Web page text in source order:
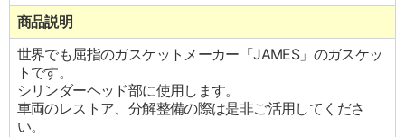
商品説明
世界でも屈指のガスケットメーカー「JAMES」のガスケッ
トです。
シリンダーヘッド部に使用します。
車両のレストア、分解整備の際は是非ご活用してくださ
い。